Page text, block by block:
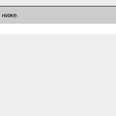
ниже.